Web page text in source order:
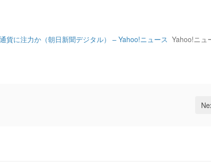
貨に注力か（朝日新聞デジタル） – Yahoo!ニュース Yahoo!ニュ